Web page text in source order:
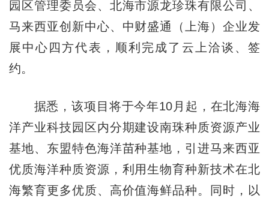
园区管理委员会、北海市源龙珍珠有限公司、
马来西亚创新中心、中财盛通（上海）企业发
展中心四方代表，顺利完成了云上洽谈、签
约。
据悉，该项目将于今年10月起，在北海海
洋产业科技园区内分期建设南珠种质资源产业
基地、东盟特色海洋苗种基地，引进马来西亚
优质海洋种质资源，利用生物育种新技术在北
海繁育更多优质、高价值海鲜品种。同时，以